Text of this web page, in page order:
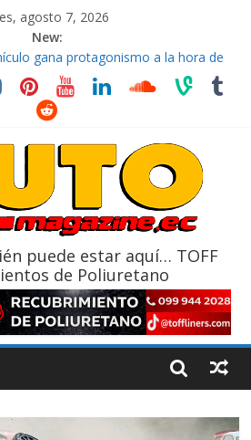
agosto 7, 2026
New:
gana protagonismo a la hora de
Brand New Day’ pone en escena a
edición 47ª, recorre 7 provincias en 8
Bolden para cubrir las rutas de La
puede estar aquí… TOFF
de Poliuretano